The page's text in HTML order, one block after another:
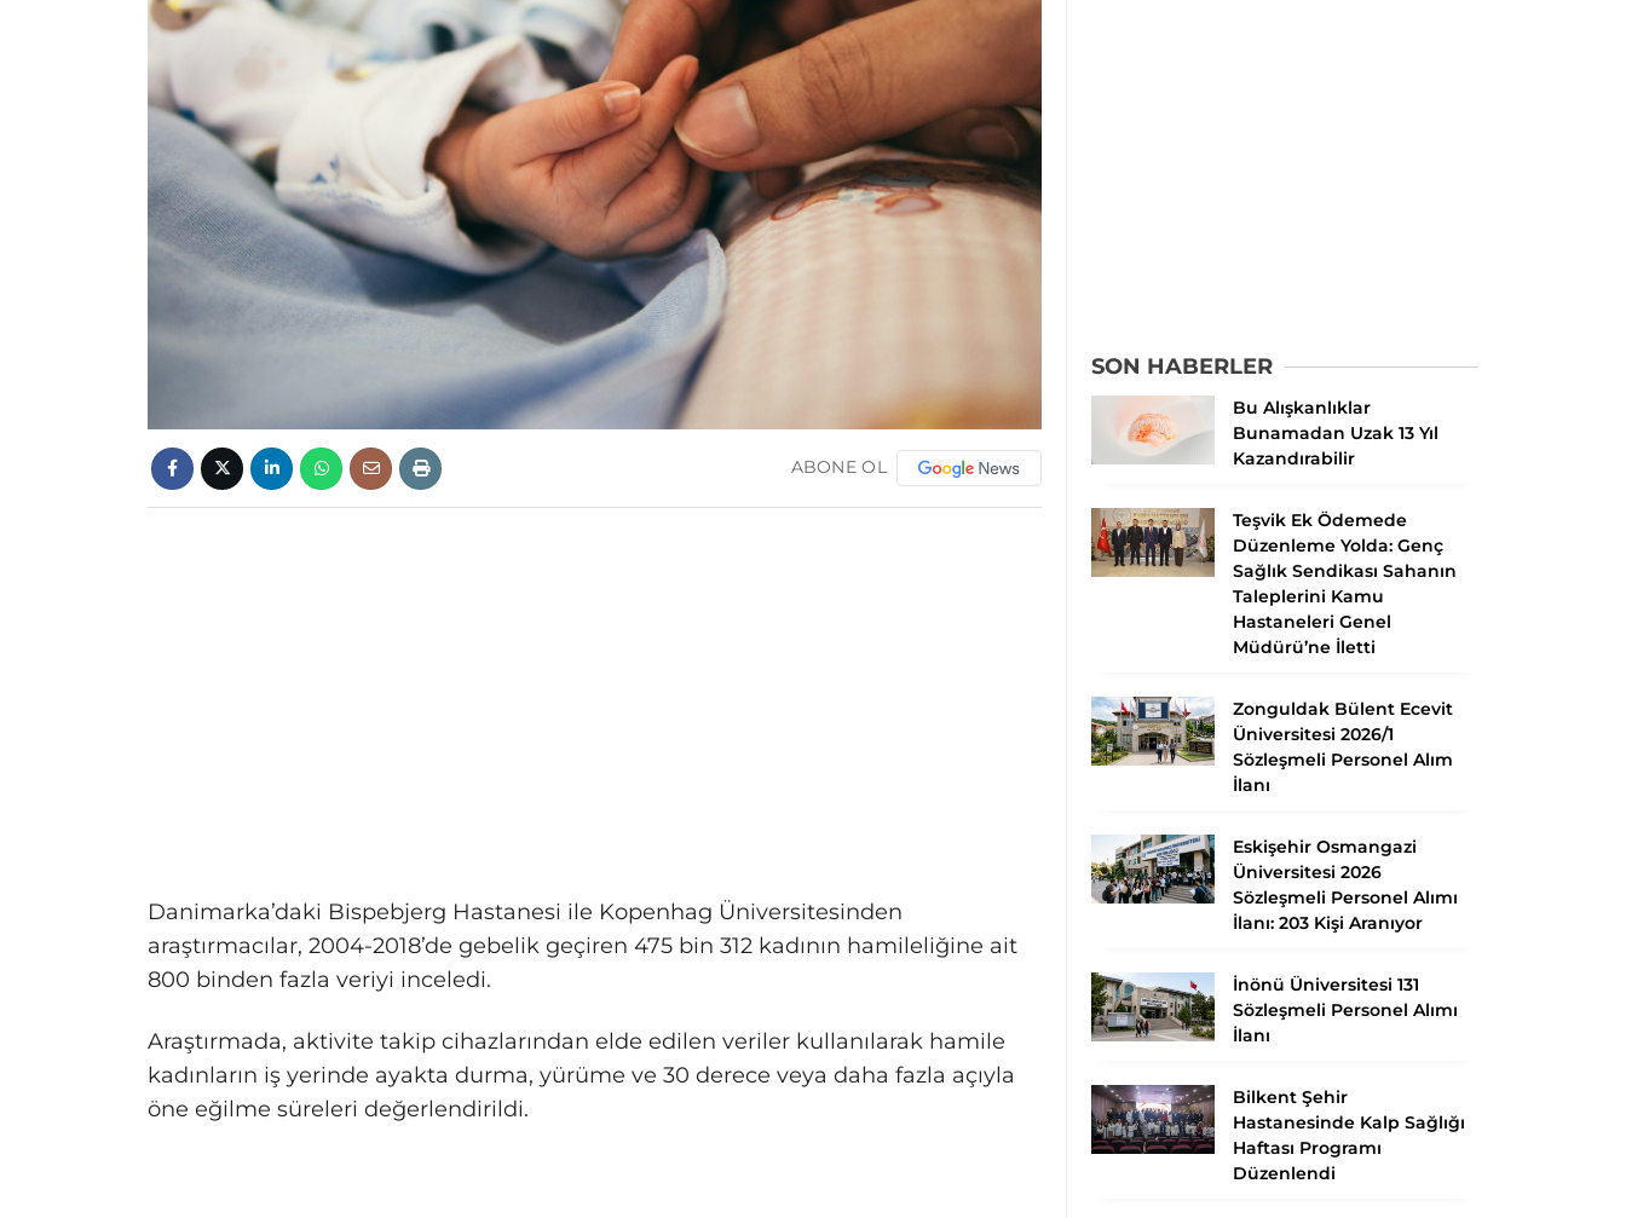
ABONE OL
Danimarka’daki Bispebjerg Hastanesi ile Kopenhag Üniversitesinden
araştırmacılar, 2004-2018’de gebelik geçiren 475 bin 312 kadının hamileliğine ait
800 binden fazla veriyi inceledi.
Araştırmada, aktivite takip cihazlarından elde edilen veriler kullanılarak hamile
kadınların iş yerinde ayakta durma, yürüme ve 30 derece veya daha fazla açıyla
öne eğilme süreleri değerlendirildi.
SON HABERLER
Bu Alışkanlıklar
Bunamadan Uzak 13 Yıl
Kazandırabilir
Teşvik Ek Ödemede
Düzenleme Yolda: Genç
Sağlık Sendikası Sahanın
Taleplerini Kamu
Hastaneleri Genel
Müdürü’ne İletti
Zonguldak Bülent Ecevit
Üniversitesi 2026/1
Sözleşmeli Personel Alım
İlanı
Eskişehir Osmangazi
Üniversitesi 2026
Sözleşmeli Personel Alımı
İlanı: 203 Kişi Aranıyor
İnönü Üniversitesi 131
Sözleşmeli Personel Alımı
İlanı
Bilkent Şehir
Hastanesinde Kalp Sağlığı
Haftası Programı
Düzenlendi